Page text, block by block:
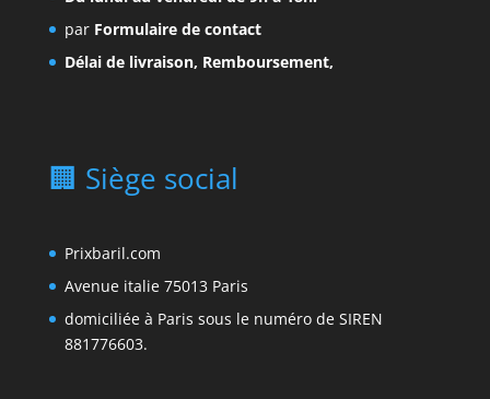
par Formulaire de contact
Délai de livraison, Remboursement,
🏢 Siège social
Prixbaril.com
Avenue italie 75013 Paris
domiciliée à Paris sous le numéro de SIREN
881776603.